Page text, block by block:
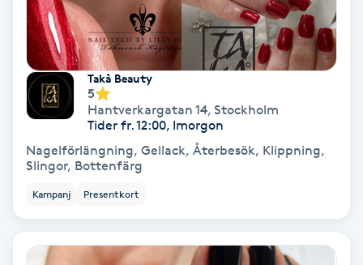
Huduppstramning
Hudvård
Hyaluronsyra
Hyperhidros
Hypnos
Hårborttagning
Takå Beauty
5
Hantverkargatan 14, Stockholm
Tider fr. 12:00, Imorgon
Nagelförlängning, Gellack, Återbesök, Klippning,
Slingor, Bottenfärg
Kampanj Presentkort